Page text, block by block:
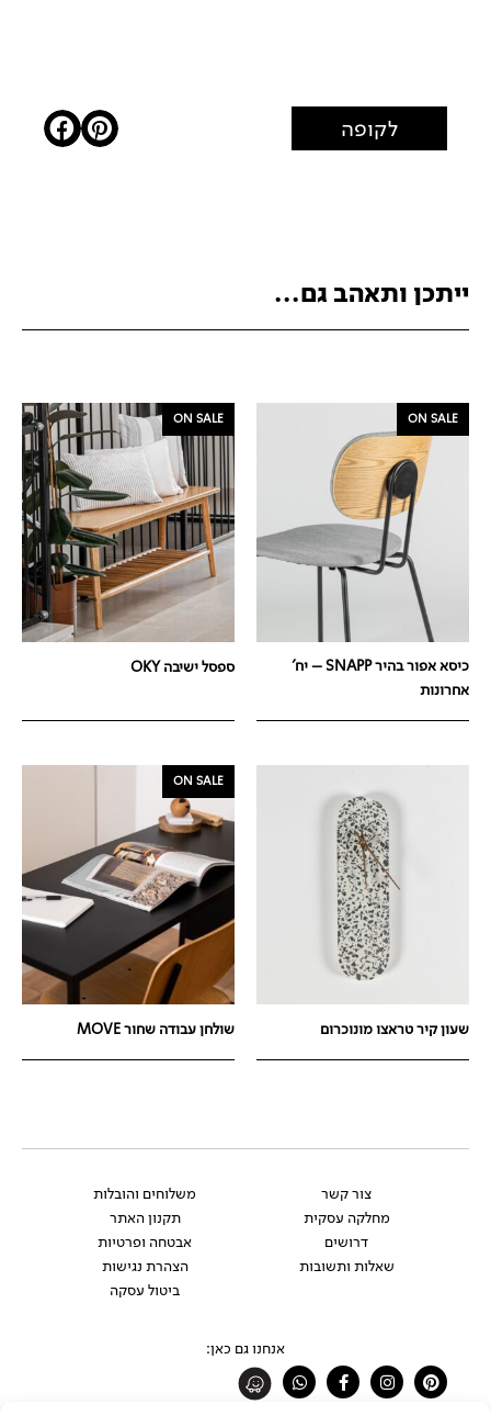
לקופה
ייתכן ותאהב גם...
ON SALE
כיסא אפור בהיר SNAPP – יח'
אחרונות
ON SALE
ספסל ישיבה OKY
שעון קיר טראצו מונוכרום
ON SALE
שולחן עבודה שחור MOVE
צור קשר
מחלקה עסקית
דרושים
שאלות ותשובות
משלוחים והובלות
תקנון האתר
אבטחה ופרטיות
הצהרת נגישות
ביטול עסקה
אנחנו גם כאן:
Pinterest
Instagram
Facebook-
f
Whatsapp